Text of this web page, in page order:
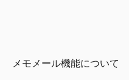
メモメール機能について